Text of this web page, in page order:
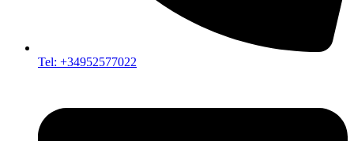
Tel: +34952577022